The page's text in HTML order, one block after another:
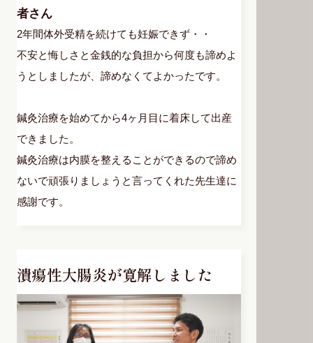
者さん
2年間体外受精を続けても妊娠できず・・
不安と悔しさと金銭的な負担から何度も諦めよ
うとしましたが、諦めなくてよかったです。
鍼灸治療を始めてから4ヶ月目に着床して出産
できました。
鍼灸治療は内膜を整えることができるので諦め
ないで頑張りましょうと言ってくれた先生達に
感謝です。
潰瘍性大腸炎が寛解しました